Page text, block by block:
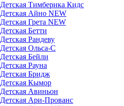
Детская Тимберика Кидс
Детская Айно NEW
Детская Грета NEW
Детская Бетти
Детская Рандеву
Детская Ольса-С
Детская Бейли
Детская Рауна
Детская Бридж
Детская Кымор
Детская Авиньон
Детская Ари-Прованс